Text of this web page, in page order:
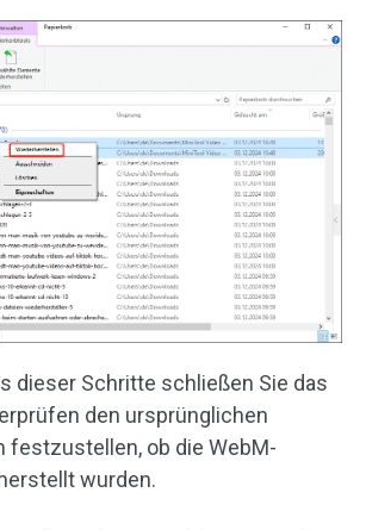
dieser Schritte schließen Sie das
den ursprünglichen
festzustellen, ob die WebM-
wurden.